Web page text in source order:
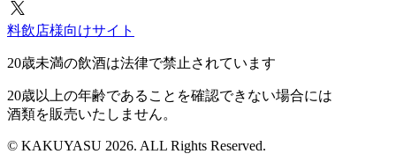
料飲店様向けサイト
20歳未満の飲酒は法律で禁止されています
20歳以上の年齢であることを確認できない場合には
酒類を販売いたしません。
© KAKUYASU 2026. ALL Rights Reserved.